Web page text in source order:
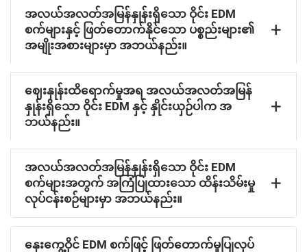
အလယ်အလတ်အမြန်နှုန်းရှိသော ဝိုင်း EDM
စက်များနှင့် ဖြတ်တောက်နိုင်သော ပစ္စည်းများ၏
အမျိုးအစားများမှာ အဘယ်နည်း။
ဈေးနှုန်းထိရောက်မှုအရ အလယ်အလတ်အမြန်
နှုန်းရှိသော ဝိုင်း EDM နှင့် နှိုင်းယှဉ်ပါက အ
ဘယ်နည်း။
အလယ်အလတ်အမြန်နှုန်းရှိသော ဝိုင်း EDM
စက်များအတွက် အကြံပြုထားသော ထိန်းသိမ်းမှု
လုပ်ငန်းစဉ်များမှာ အဘယ်နည်း။
နှေးကွေ့ဝိုင် EDM စက်ဖြင့် ဖြတ်တောက်မှုပြုလုပ်